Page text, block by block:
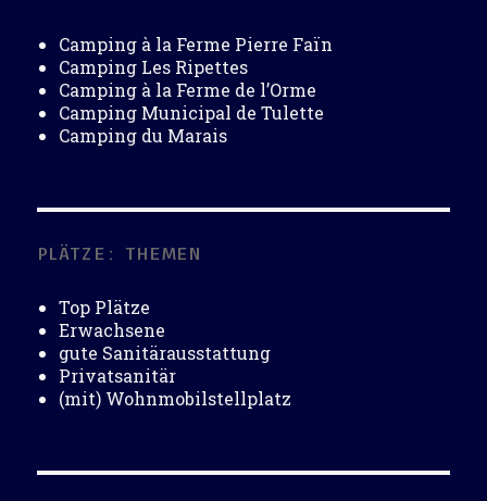
Camping à la Ferme Pierre Faïn
Camping Les Ripettes
Camping à la Ferme de l’Orme
Camping Municipal de Tulette
Camping du Marais
PLÄTZE: THEMEN
Top Plätze
Erwachsene
gute Sanitärausstattung
Privatsanitär
(mit) Wohnmobilstellplatz